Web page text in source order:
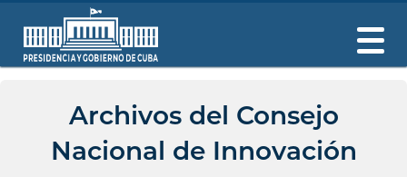
Archivos del Consejo
Nacional de Innovación